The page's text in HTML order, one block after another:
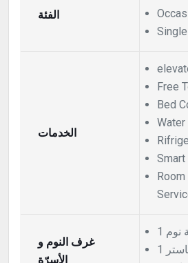
الفئة
الخدمات
Free
Bed
Smart
غرف النوم و
الأسرّة
نوم